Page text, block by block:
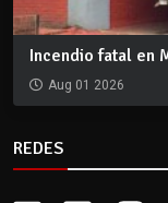
Incendio fatal en
Aug 01 2026
REDES